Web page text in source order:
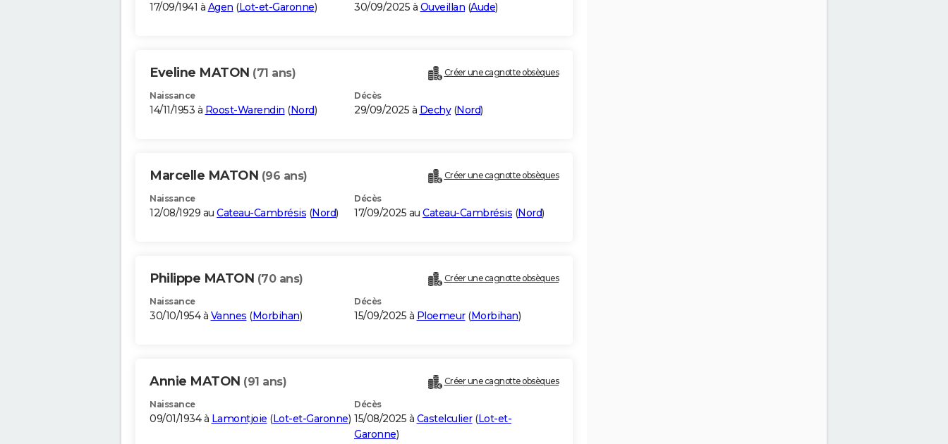
17/09/1941 à Agen (Lot-et-Garonne) 30/09/2025 à Ouveillan (Aude)
Eveline MATON (71 ans) Créer une cagnotte obsèques
Naissance
14/11/1953 à Roost-Warendin (Nord)
Décès
29/09/2025 à Dechy(Nord)
Marcelle MATON (96 ans) Créer une cagnotte obsèques
Naissance
12/08/1929 au Cateau-Cambrésis (Nord)
Décès
17/09/2025 au Cateau-Cambrésis (Nord)
Philippe MATON (70 ans) Créer une cagnotte obsèques
Naissance
30/10/1954 à Vannes (Morbihan)
Décès
15/09/2025 à Ploemeur(Morbihan)
Annie MATON (91 ans) Créer une cagnotte obsèques
Naissance
09/01/1934 à Lamontjoie (Lot-et-Garonne)
Décès
15/08/2025 à Castelculier(Lot-et-
Garonne)